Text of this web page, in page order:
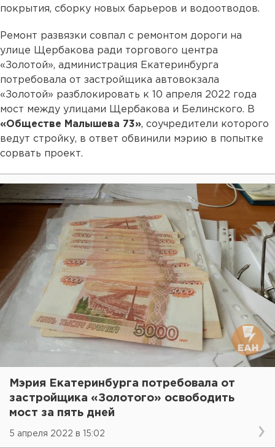
покрытия, сборку новых барьеров и водоотводов.
Ремонт развязки совпал с ремонтом дороги на
улице Щербакова ради торгового центра
«Золотой», администрация Екатеринбурга
потребовала от застройщика автовокзала
«Золотой» разблокировать к 10 апреля 2022 года
мост между улицами Щербакова и Белинского. В
«Обществе Малышева 73», соучредители которого
ведут стройку, в ответ обвинили мэрию в попытке
сорвать проект.
Мэрия Екатеринбурга потребовала от
застройщика «Золотого» освободить
мост за пять дней
5 апреля 2022 в 15:02